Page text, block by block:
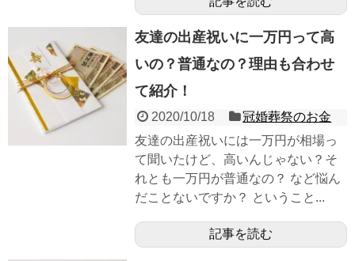
友達の出産祝いに一万円って高
いの？普通なの？理由も合わせ
て紹介！
2020/10/18
冠婚葬祭のお金
友達の出産祝いには一万円が相場っ
て聞いたけど、高いんじゃない？そ
れとも一万円が普通なの？ など悩ん
だことないですか？ ということ...
記事を読む